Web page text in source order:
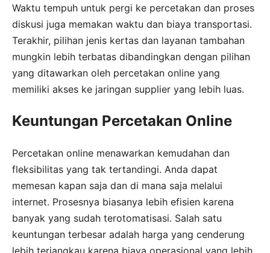
Waktu tempuh untuk pergi ke percetakan dan proses
diskusi juga memakan waktu dan biaya transportasi.
Terakhir, pilihan jenis kertas dan layanan tambahan
mungkin lebih terbatas dibandingkan dengan pilihan
yang ditawarkan oleh percetakan online yang
memiliki akses ke jaringan supplier yang lebih luas.
Keuntungan Percetakan Online
Percetakan online menawarkan kemudahan dan
fleksibilitas yang tak tertandingi. Anda dapat
memesan kapan saja dan di mana saja melalui
internet. Prosesnya biasanya lebih efisien karena
banyak yang sudah terotomatisasi. Salah satu
keuntungan terbesar adalah harga yang cenderung